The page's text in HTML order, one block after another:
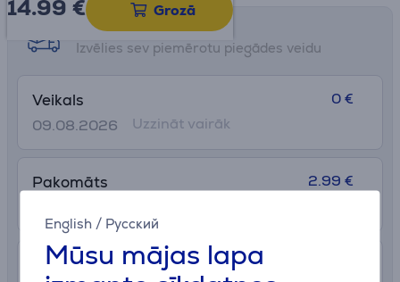
English / Русский
Mūsu mājas lapa
14.99 € Grozā
Saņemšanas iespējas
Izvēlies sev piemērotu piegādes veidu
Veikals
09.08.2026
0 €
Uzzināt vairāk
Pakomāts 2.99 €
Piegāde Latvijas teritorijā ar uznešanu